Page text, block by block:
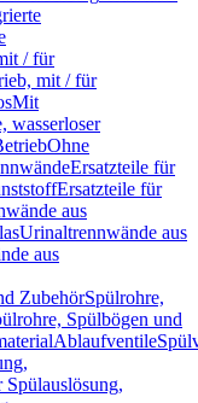
/ für
mit / für
Mit
wasserloser
Ohne
Ersatzteile für
Ersatzteile für
aus
Urinaltrennwände aus
aus
ZubehörSpülrohre,
Spülbögen und
Ablaufventile